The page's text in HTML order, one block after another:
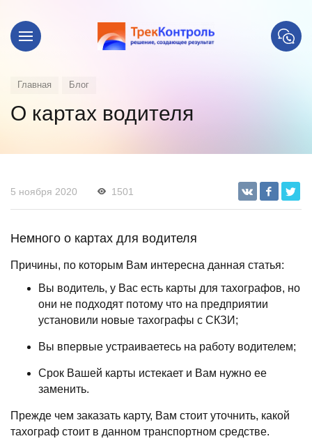
Главная Блог
О картах водителя
5 ноября 2020 1501
Немного о картах для водителя
Причины, по которым Вам интересна данная статья:
Вы водитель, у Вас есть карты для тахографов, но
они не подходят потому что на предприятии
установили новые тахографы с СКЗИ;
Вы впервые устраиваетесь на работу водителем;
Cрок Вашей карты истекает и Вам нужно ее
заменить.
Прежде чем заказать карту, Вам стоит уточнить, какой
тахограф стоит в данном транспортном средстве.